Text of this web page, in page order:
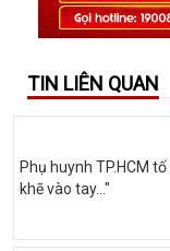
TIN LIÊN QUAN
Phụ huynh TP.HCM
khẽ vào tay..."